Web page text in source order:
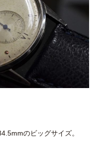
のビッグサイズ。